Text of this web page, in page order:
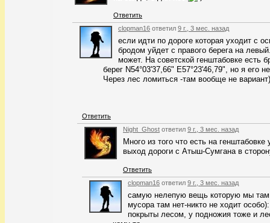
Ответить
clopman16 ответил 9 г., 3 мес. назад
если идти по дороге которая уходит с
бродом уйдет с правого берега на
может. На советской генштабовке есть
берег N54°03'37,66" E57°23'46,79", но я его
Через лес ломиться -там вообще не вариант)
Ответить
Night_Ghost ответил 9 г., 3 мес. назад
Много из того что есть на
выход дороги с Атыш-Сумгана в
Ответить
clopman16 ответил 9 г., 3 мес. назад
самую нелепую вещь которую мы там
мусора там нет-никто не ходит
покрыты лесом, у подножия тоже и